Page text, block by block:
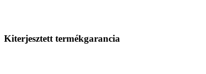
Kiterjesztett termékgarancia